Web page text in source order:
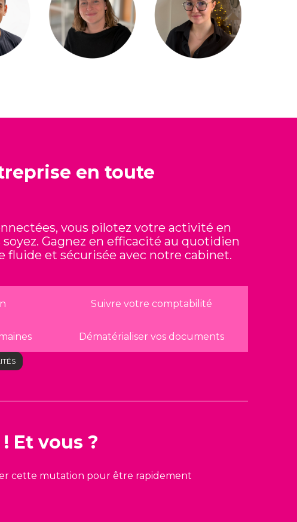
en toute
vous pilotez votre activité en
Gagnez en efficacité au quotidien
fluide et sécurisée avec notre cabinet.
Suivre votre comptabilité
Dématérialiser vos documents
Et vous ?
cette mutation pour être rapidement